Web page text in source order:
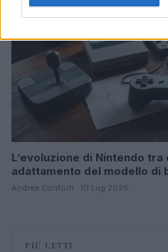
L’evoluzione di Nintendo
adattamento del modello di
Andrea Conforti · 10 Lug 2026
PIÙ LETTI